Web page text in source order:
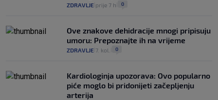
ZDRAVLJE prije 7 h 0
Ove znakove dehidracije mnogi pripisuju
umoru: Prepoznajte ih na vrijeme
ZDRAVLJE 7. kol. 0
Kardiologinja upozorava: Ovo popularno
piće moglo bi pridonijeti začepljenju
arterija